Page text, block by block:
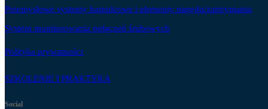
Przemysłowe systemy hamulcowe i elementy napędu/zatrzymania
System monitorowania połączeń śrubowych
Polityka prywatności
SZKOLENIE I PRAKTYKA
Social